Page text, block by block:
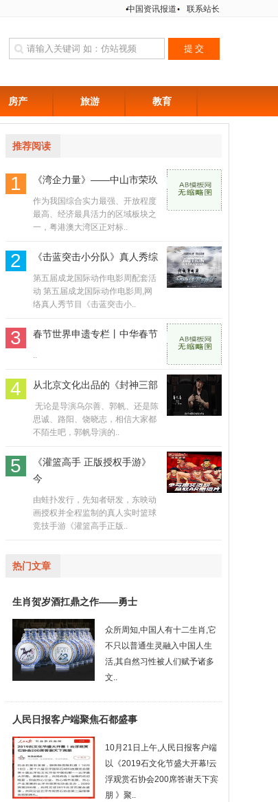
中国资讯报道 联系站长
房产 旅游 教育
推荐阅读
1 《湾企力量》——中山市荣玖
作为我国综合实力最强、开放程度
最高、经济最具活力的区域板块之
一，粤港澳大湾区正对标..
2 《击蓝突击小分队》真人秀综
第五届成龙国际动作电影周配套活
动 第五届成龙国际动作电影周,网
络真人秀节目《击蓝突击小..
3 春节世界申遗专栏丨中华春节
..
4 从北京文化出品的《封神三部
​ 无论是导演乌尔善、郭帆、还是陈
思诚、路阳、饶晓志，相信大家都
不陌生吧，郭帆导演的..
5
《灌篮高手 正版授权手游》
今
由蛙扑发行，先知者研发，东映动
画授权并全程监制的真人实时篮球
竞技手游《灌篮高手正版..
热门文章
生肖贺岁酒扛鼎之作——勇士
众所周知,中国人有十二生肖,它
不只以普通生灵融入中国人生
活,其自然习性被人们赋予诸多
文..
人民日报客户端聚焦石都盛事
10月21日上午,人民日报客户端
以《2019石文化节盛大开幕!云
浮观赏石协会200席答谢天下宾
朋 》聚..